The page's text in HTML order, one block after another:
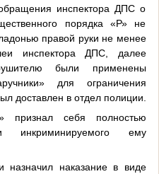
инспектора ДПС о
порядка «Р» не
правой руки не менее
инспектора ДПС, далее
были применены
для ограничения
доставлен в отдел полиции.
признал себя полностью
ему
наказание в виде